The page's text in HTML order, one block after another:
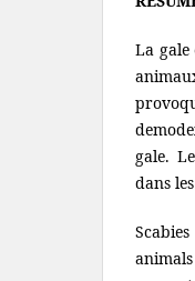
La gale
gale.
dans